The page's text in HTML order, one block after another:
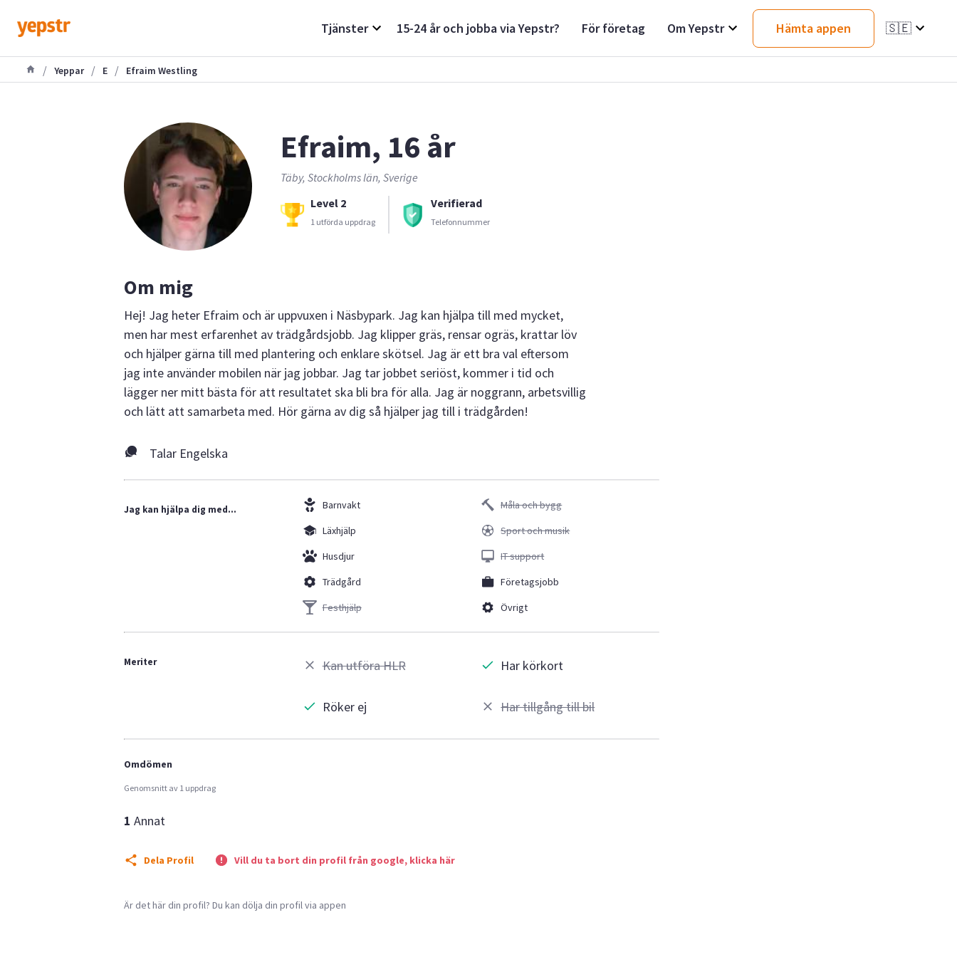
Tjänster 15-24 år och jobba via Yepstr? För företag Om Yepstr Hämta appen 🇸🇪
/ Yeppar / E / Efraim Westling
Efraim, 16 år
Täby, Stockholms län, Sverige
Level 2
1 utförda uppdrag
Verifierad
Telefonnummer
Om mig
Hej! Jag heter Efraim och är uppvuxen i Näsbypark. Jag kan hjälpa till med mycket,
men har mest erfarenhet av trädgårdsjobb. Jag klipper gräs, rensar ogräs, krattar löv
och hjälper gärna till med plantering och enklare skötsel. Jag är ett bra val eftersom
jag inte använder mobilen när jag jobbar. Jag tar jobbet seriöst, kommer i tid och
lägger ner mitt bästa för att resultatet ska bli bra för alla. Jag är noggrann, arbetsvillig
och lätt att samarbeta med. Hör gärna av dig så hjälper jag till i trädgården!
Talar Engelska
Jag kan hjälpa dig med...
Barnvakt
Läxhjälp
Husdjur
Trädgård
Festhjälp
Måla och bygg
Sport och musik
IT support
Företagsjobb
Övrigt
Meriter Kan utföra HLR
Röker ej
Har körkort
Har tillgång till bil
Omdömen
Genomsnitt av 1 uppdrag
1 Annat
Dela Profil Vill du ta bort din profil från google, klicka här
Är det här din profil? Du kan dölja din profil via appen